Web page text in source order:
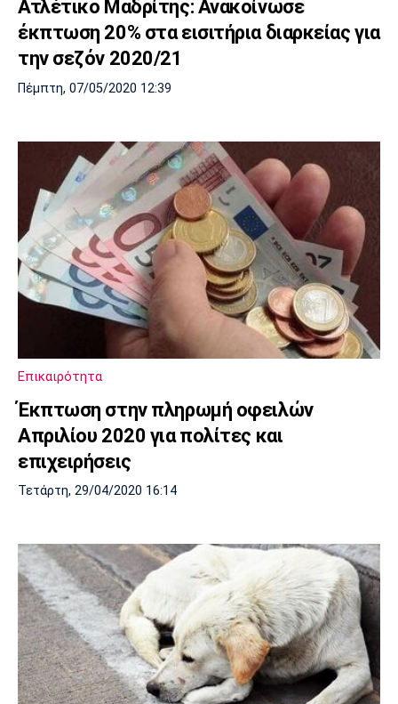
Ατλέτικο Μαδρίτης: Ανακοίνωσε
έκπτωση 20% στα εισιτήρια διαρκείας για
την σεζόν 2020/21
Πέμπτη, 07/05/2020 12:39
Επικαιρότητα
Έκπτωση στην πληρωμή οφειλών
Απριλίου 2020 για πολίτες και
επιχειρήσεις
Τετάρτη, 29/04/2020 16:14